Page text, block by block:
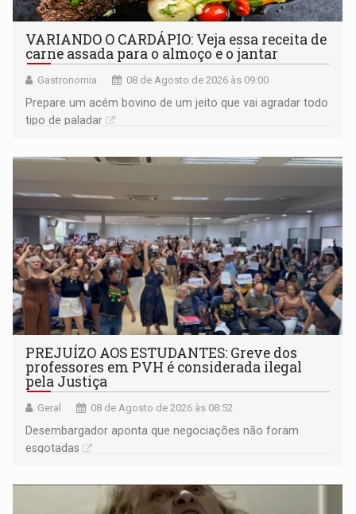
VARIANDO O CARDÁPIO: Veja essa receita de
carne assada para o almoço e o jantar
Gastronomia 08 de Agosto de 2026 às 09:00
Prepare um acém bovino de um jeito que vai agradar todo
tipo de paladar
PREJUÍZO AOS ESTUDANTES: Greve dos
professores em PVH é considerada ilegal
pela Justiça
Geral 08 de Agosto de 2026 às 08:52
Desembargador aponta que negociações não foram
esgotadas